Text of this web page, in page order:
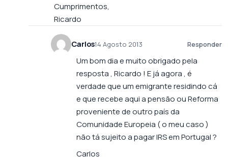
Cumprimentos,
Ricardo
Carlos14 Agosto 2013 Responder
Um bom dia e muito obrigado pela
resposta , Ricardo ! E já agora , é
verdade que um emigrante residindo cá
e que recebe aqui a pensão ou Reforma
proveniente de outro país da
Comunidade Europeia ( o meu caso )
não tá sujeito a pagar IRS em Portugal ?
Carlos